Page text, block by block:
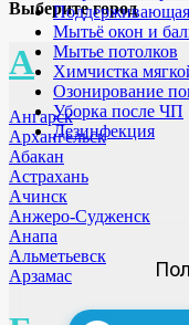
Выберите город
А
Ангарск
Архангельск
Абакан
Астрахань
Ачинск
Анжеро-Судженск
Анапа
Альметьевск
Арзамас
Поддерживающая
Мытьё окон и
Мытье потолков
Химчистка
Озонирование
Уборка после ЧП
Дезинфекция